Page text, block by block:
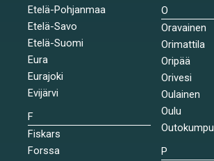
Etelä-Pohjanmaa
Etelä-Savo
Etelä-Suomi
Eura
Eurajoki
Evijärvi
F
Fiskars
Forssa
O
Oravainen
Orimattila
Oripää
Orivesi
Oulainen
Oulu
Outokumpu
P